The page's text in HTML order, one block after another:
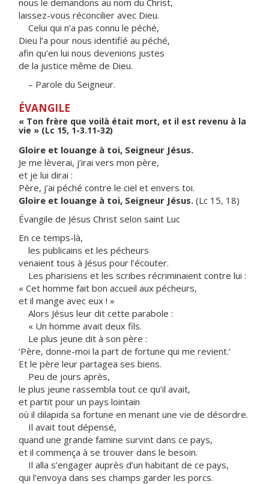
nous le demandons au nom du Christ,
laissez-vous réconcilier avec Dieu.
Celui qui n’a pas connu le péché,
Dieu l’a pour nous identifié au péché,
afin qu’en lui nous devenions justes
de la justice même de Dieu.
– Parole du Seigneur.
ÉVANGILE
« Ton frère que voilà était mort, et il est revenu à la
vie » (Lc 15, 1-3.11-32)
Gloire et louange à toi, Seigneur Jésus.
Je me lèverai, j’irai vers mon père,
et je lui dirai :
Père, j’ai péché contre le ciel et envers toi.
Gloire et louange à toi, Seigneur Jésus. (Lc 15, 18)
Évangile de Jésus Christ selon saint Luc
En ce temps-là,
les publicains et les pécheurs
venaient tous à Jésus pour l’écouter.
Les pharisiens et les scribes récriminaient contre lui :
« Cet homme fait bon accueil aux pécheurs,
et il mange avec eux ! »
Alors Jésus leur dit cette parabole :
« Un homme avait deux fils.
Le plus jeune dit à son père :
‘Père, donne-moi la part de fortune qui me revient.’
Et le père leur partagea ses biens.
Peu de jours après,
le plus jeune rassembla tout ce qu’il avait,
et partit pour un pays lointain
où il dilapida sa fortune en menant une vie de désordre.
Il avait tout dépensé,
quand une grande famine survint dans ce pays,
et il commença à se trouver dans le besoin.
Il alla s’engager auprès d’un habitant de ce pays,
qui l’envoya dans ses champs garder les porcs.